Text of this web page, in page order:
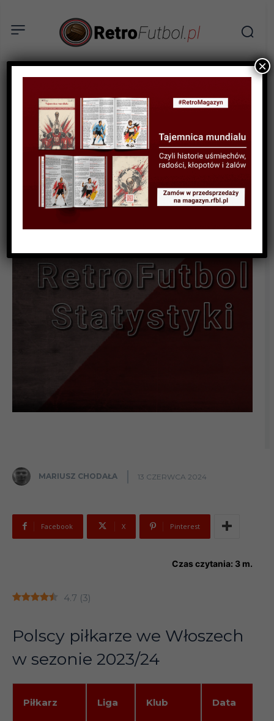
STATYSTYKI FUTBOLOWE
STATYSTYKI LIGOWE
STATYSTYKI PIŁKARZY
Statystyki polskich piłkarzy
w ligach zagranicznych w
sezonie 2023/24
MARIUSZ CHODAŁA 13 CZERWCA 2024
Facebook X Pinterest
Czas czytania: 3 m.
4.7 (3)
Polscy piłkarze we Włoszech
w sezonie 2023/24
Piłkarz Liga Klub Data
×